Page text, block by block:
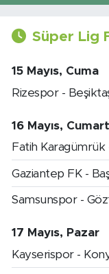
Süper Lig
15 Mayıs, Cuma
Rizespor -
16 Mayıs,
Fatih
Gaziantep FK -
Samsunspor -
17 Mayıs, Pazar
Kayserispor -